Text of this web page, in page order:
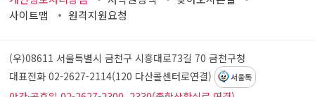
사이트맵
원격지원요청
(우)08611 서울특별시 금천구 시흥대로73길 70금천구청
대표전화 02-2627-2114(120 다산콜센터로연결)
서울톡